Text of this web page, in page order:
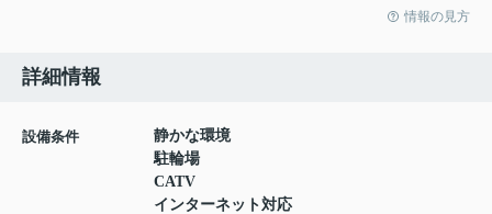
情報の見方
詳細情報
設備条件
静かな環境
駐輪場
CATV
インターネット対応